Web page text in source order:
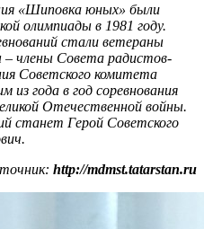
«Шиповка юных» были
олимпиады в 1981 году.
стали ветераны
– члены Совета радистов-
Советского комитета
из года в год соревнования
Отечественной войны.
станет Герой Советского
http://mdmst.tatarstan.ru